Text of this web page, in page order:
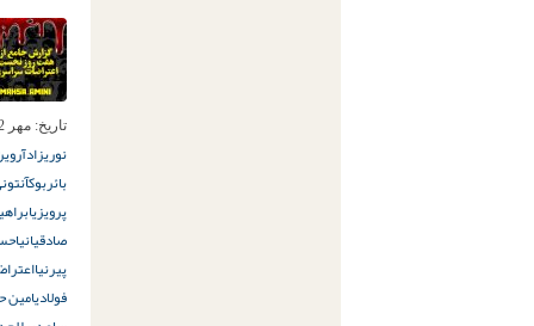
تاریخ: مهر 2ام, 1401
نوریزاد
بائربوک
پرویزی
صادقیانی
پیرنیا
فولادیامین